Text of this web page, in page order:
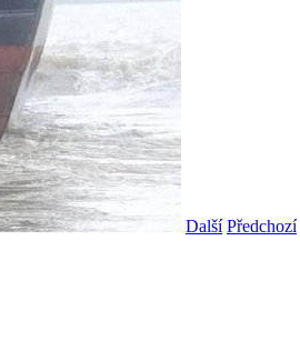
Další Předchozí